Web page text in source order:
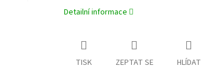
Detailní informace
TISK ZEPTAT SE HLÍDAT